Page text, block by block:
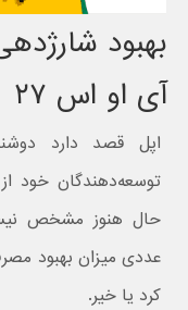
بهبود
آی او اس ۲۷
اپل قصد دارد
توسعه‌دهندگان خود
حال هنوز مشخص
عددی میزان بهبود
کرد یا خیر.